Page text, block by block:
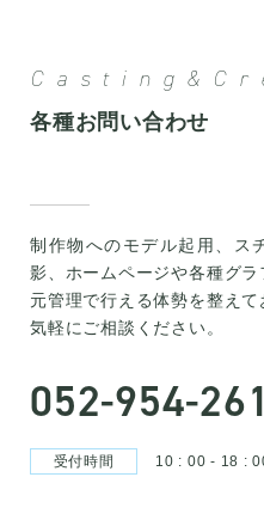
各種お問い合わせ
制作物へのモデル起用、ス
影、ホームページや各種グ
元管理で行える体勢を整え
気軽にご相談ください。
052-954-
受付時間 10 : 00 - 18 :